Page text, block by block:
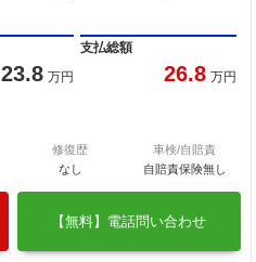
23.8 万円
支払総額
26.8 万円
修復歴
なし
車検/自賠責
自賠責保険無し
【無料】電話問い合わせ